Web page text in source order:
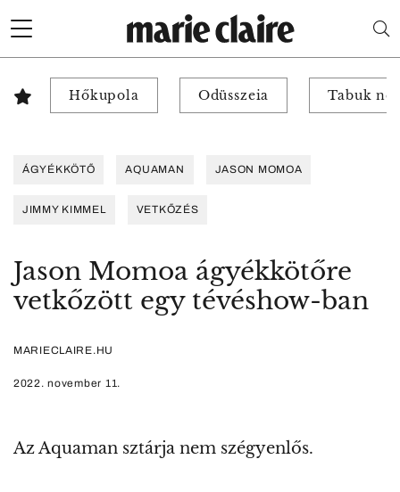
Hőkupola Odüsszeia Tabuk
ÁGYÉKKÖTŐ AQUAMAN JASON MOMOA
JIMMY KIMMEL VETKŐZÉS
Jason Momoa ágyékkötőre
vetkőzött egy tévéshow-ban
MARIECLAIRE.HU
2022. november 11.
Az Aquaman sztárja nem szégyenlős.